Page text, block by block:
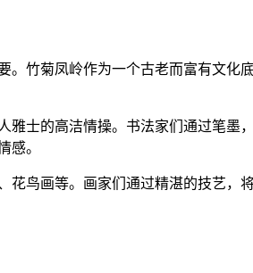
。竹菊凤岭作为一个古老而富有文
雅士的高洁情操。书法家们通过笔
感。
鸟画等。画家们通过精湛的技艺，